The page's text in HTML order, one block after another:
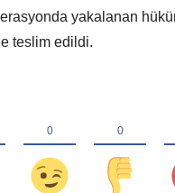
yakalanan
teslim edildi.